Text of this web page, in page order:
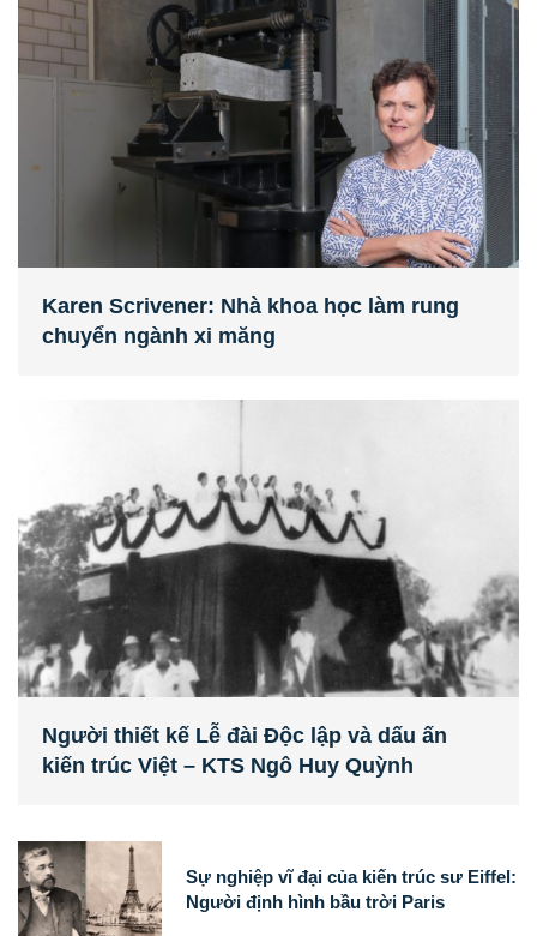
Karen Scrivener: Nhà khoa học làm rung
chuyển ngành xi măng
Người thiết kế Lễ đài Độc lập và dấu ấn
kiến trúc Việt – KTS Ngô Huy Quỳnh
Sự nghiệp vĩ đại của kiến trúc sư Eiffel:
Người định hình bầu trời Paris